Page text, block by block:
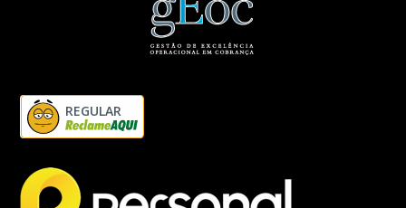
REGULAR